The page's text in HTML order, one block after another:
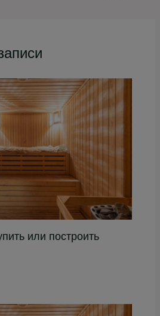
или построить